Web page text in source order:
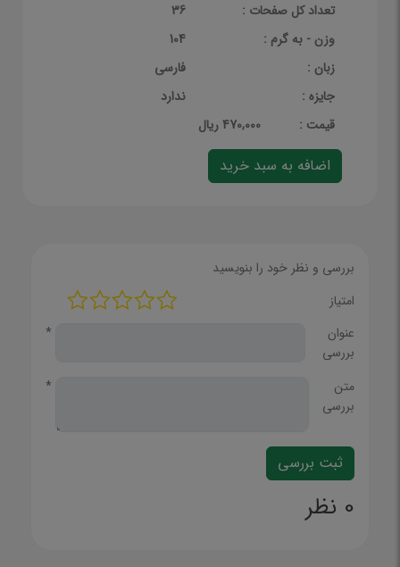
تعداد کل صفحات :
36
وزن - به گرم :
104
زبان :
فارسی
جایزه :
ندارد
قيمت :
470,000 ریال
بررسی و نظر خود را بنویسید
امتیاز
عنوان
بررسی
*
متن
بررسی
*
0 نظر